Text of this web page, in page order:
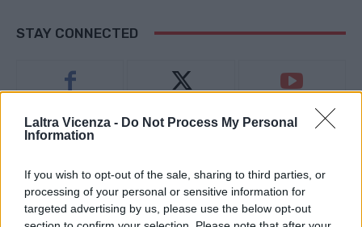
Laltra Vicenza - Do Not Process My Personal
Information
If you wish to opt-out of the sale, sharing to third parties, or
processing of your personal or sensitive information for
targeted advertising by us, please use the below opt-out
STAY CONNECTED
Fans Follower Iscritti
- Advertisement -